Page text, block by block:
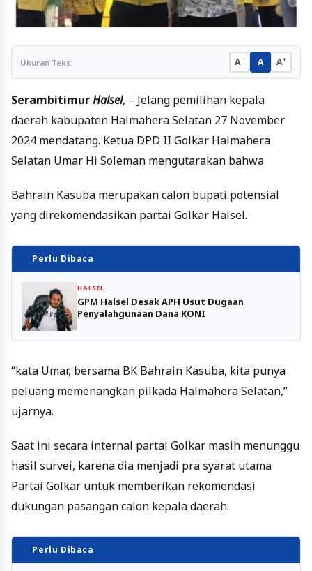
Ukuran Teks: A− A A+
SerambitimurHalsel, – Jelang pemilihan kepala
daerah kabupaten Halmahera Selatan 27 November
2024 mendatang. Ketua DPD II Golkar Halmahera
Selatan Umar Hi Soleman mengutarakan bahwa
Bahrain Kasuba merupakan calon bupati potensial
yang direkomendasikan partai Golkar Halsel.
Perlu Dibaca
HALSEL
GPM Halsel Desak APH Usut Dugaan
Penyalahgunaan Dana KONI
“kata Umar, bersama BK Bahrain Kasuba, kita punya
peluang memenangkan pilkada Halmahera Selatan,”
ujarnya.
Saat ini secara internal partai Golkar masih menunggu
hasil survei, karena dia menjadi pra syarat utama
Partai Golkar untuk memberikan rekomendasi
dukungan pasangan calon kepala daerah.
Perlu Dibaca